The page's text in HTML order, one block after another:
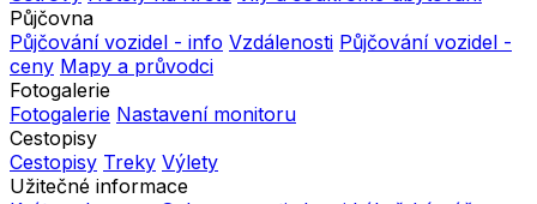
Půjčovna
Půjčování vozidel - info Vzdálenosti Půjčování vozidel -
ceny Mapy a průvodci
Fotogalerie
Fotogalerie Nastavení monitoru
Cestopisy
Cestopisy Treky Výlety
Užitečné informace